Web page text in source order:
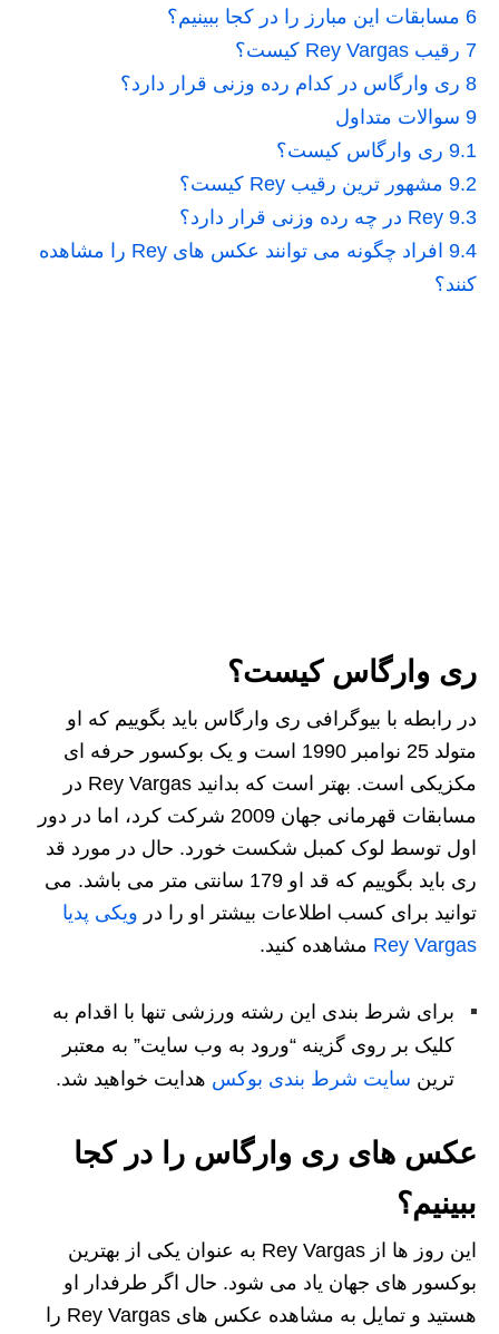
6 مسابقات این مبارز را در کجا ببینیم؟
7 رقیب Rey Vargas کیست؟
8 ری وارگاس در کدام رده وزنی قرار دارد؟
9 سوالات متداول
9.1 ری وارگاس کیست؟
9.2 مشهور ترین رقیب Rey کیست؟
9.3 Rey در چه رده وزنی قرار دارد؟
9.4
افراد چگونه می توانند عکس های Rey را مشاهده
کنند؟
ری وارگاس کیست؟
در رابطه با بیوگرافی ری وارگاس باید بگوییم که او
متولد 25 نوامبر 1990 است و یک بوکسور حرفه‌ ای
مکزیکی است. بهتر است که بدانید Rey Vargas در
مسابقات قهرمانی جهان 2009 شرکت کرد، اما در دور
اول توسط لوک کمبل شکست خورد. حال در مورد قد
ری باید بگوییم که قد او 179 سانتی متر می باشد. می
توانید برای کسب اطلاعات بیشتر او را در ویکی پدیا
Rey Vargas مشاهده کنید.
برای شرط بندی این رشته ورزشی تنها با اقدام به
کلیک بر روی گزینه “ورود به وب سایت” به معتبر
ترین سایت شرط بندی بوکس هدایت خواهید شد.
عکس های ری وارگاس را در کجا
ببینیم؟
این روز ها از Rey Vargas به عنوان یکی از بهترین
بوکسور های جهان یاد می شود. حال اگر طرفدار او
هستید و تمایل به مشاهده عکس های Rey Vargas را